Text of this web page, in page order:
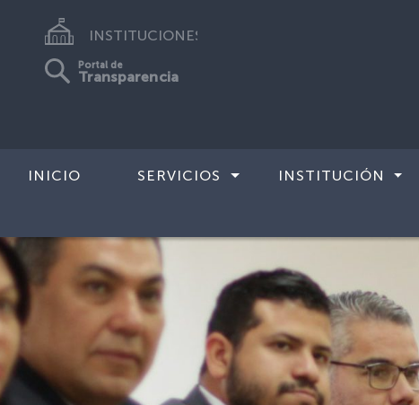
INSTITUCIONES
Portal de
Transparencia
INICIO SERVICIOS INSTITUCIÓN